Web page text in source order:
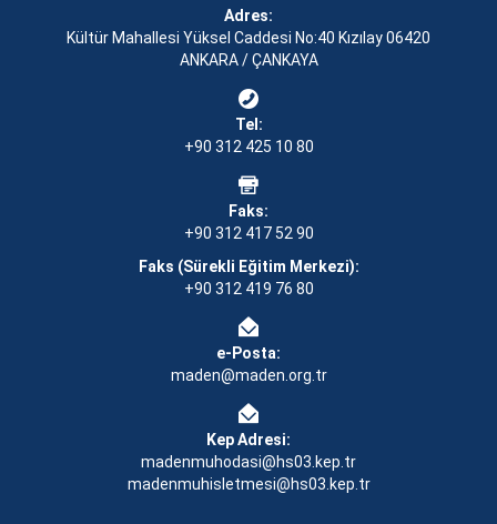
Adres:
Kültür Mahallesi Yüksel Caddesi No:40 Kızılay 06420
ANKARA / ÇANKAYA
Tel:
+90 312 425 10 80
Faks:
+90 312 417 52 90
Faks (Sürekli Eğitim Merkezi):
+90 312 419 76 80
e-Posta:
maden@maden.org.tr
Kep Adresi:
madenmuhodasi@hs03.kep.tr
madenmuhisletmesi@hs03.kep.tr